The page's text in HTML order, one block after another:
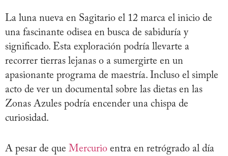
La luna nueva en Sagitario el 12 marca el inicio de
una fascinante odisea en busca de sabiduría y
significado. Esta exploración podría llevarte a
recorrer tierras lejanas o a sumergirte en un
apasionante programa de maestría. Incluso el simple
acto de ver un documental sobre las dietas en las
Zonas Azules podría encender una chispa de
curiosidad.
A pesar de que Mercurio entra en retrógrado al día